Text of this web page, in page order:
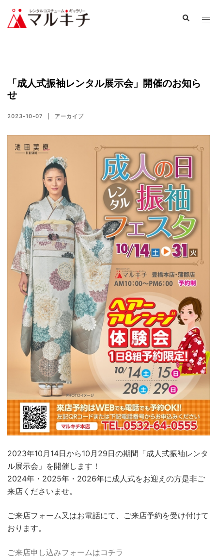
「成人式振袖レンタル展示会」開催のお知ら
せ
2023-10-07 アーカイブ
2023年10月14日から10月29日の期間「成人式振袖レンタ
ル展示会」を開催します！
2024年・2025年・2026年に成人式をお迎えの方是非ご
来店くださいませ。
ご来店フォーム又はお電話にて、ご来店予約を受け付けて
おります。
ご来店申し込みフォームはコチラ